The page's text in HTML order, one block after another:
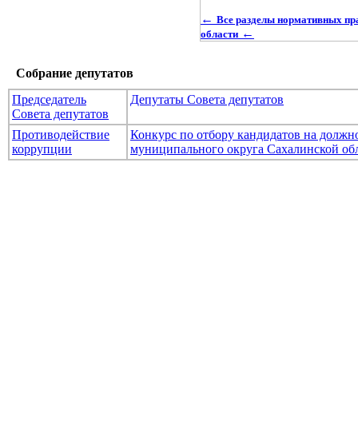
← Все разделы нормативных
области ←
Собрание депутатов
Председатель
Совета депутатов
Депутаты Совета депутатов
Противодействие
коррупции
Конкурс по отбору кандидатов на
муниципального округа Сахалинской